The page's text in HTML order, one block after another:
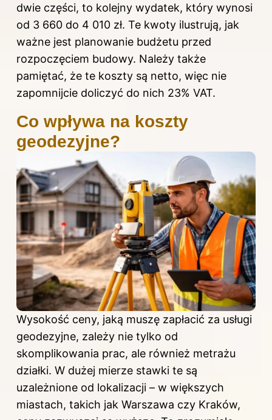
dwie części, to kolejny wydatek, który wynosi
od 3 660 do 4 010 zł. Te kwoty ilustrują, jak
ważne jest planowanie budżetu przed
rozpoczęciem budowy. Należy także
pamiętać, że te koszty są netto, więc nie
zapomnijcie doliczyć do nich 23% VAT.
Co wpływa na koszty
geodezyjne?
Wysokość ceny, jaką muszę zapłacić za usługi
geodezyjne, zależy nie tylko od
skomplikowania prac, ale również metrażu
działki. W dużej mierze stawki te są
uzależnione od lokalizacji – w większych
miastach, takich jak Warszawa czy Kraków,